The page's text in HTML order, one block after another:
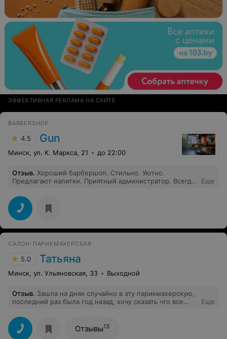
ЭФФЕКТИВНАЯ РЕКЛАМА НА САЙТЕ
BARBERSHOP
4.5 Gun
Минск, ул. К. Маркса, 21 до 22:00
Отзыв. Хороший барбершоп. Стильно. Уютно.
Предлагают напитки. Приятный администратор. Всегда
великолепно!
Еще
САЛОН-ПАРИКМАХЕРСКАЯ
5.0 Татьяна
Минск, ул. Ульяновская, 33 Выходной
Отзыв. Зашла на днях случайно в эту парикмахерскую,
последний раз была год назад, хочу сказать что все
вежливый персонал, а главное цены, думаю ниже цен
по Минску нет. Спасибо за стрижку и маникюр, буду
теперь вашим частым гостям!
Еще
Отзывы13